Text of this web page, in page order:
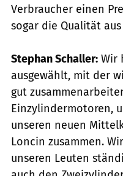
Verbraucher einen
sogar die Qualität aus
Stephan Schaller: Wir
ausgewählt, mit der
gut
Einzylindermotoren,
unseren neuen
Loncin zusammen.
unseren Leuten